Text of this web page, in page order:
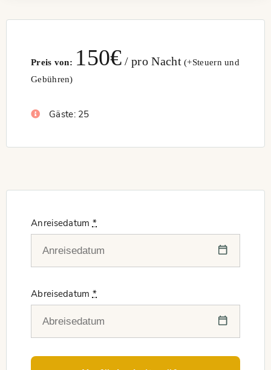
Preis von: 150€ pro Nacht(+Steuern und
Gebühren)
Gäste:25
Anreisedatum *
Abreisedatum *